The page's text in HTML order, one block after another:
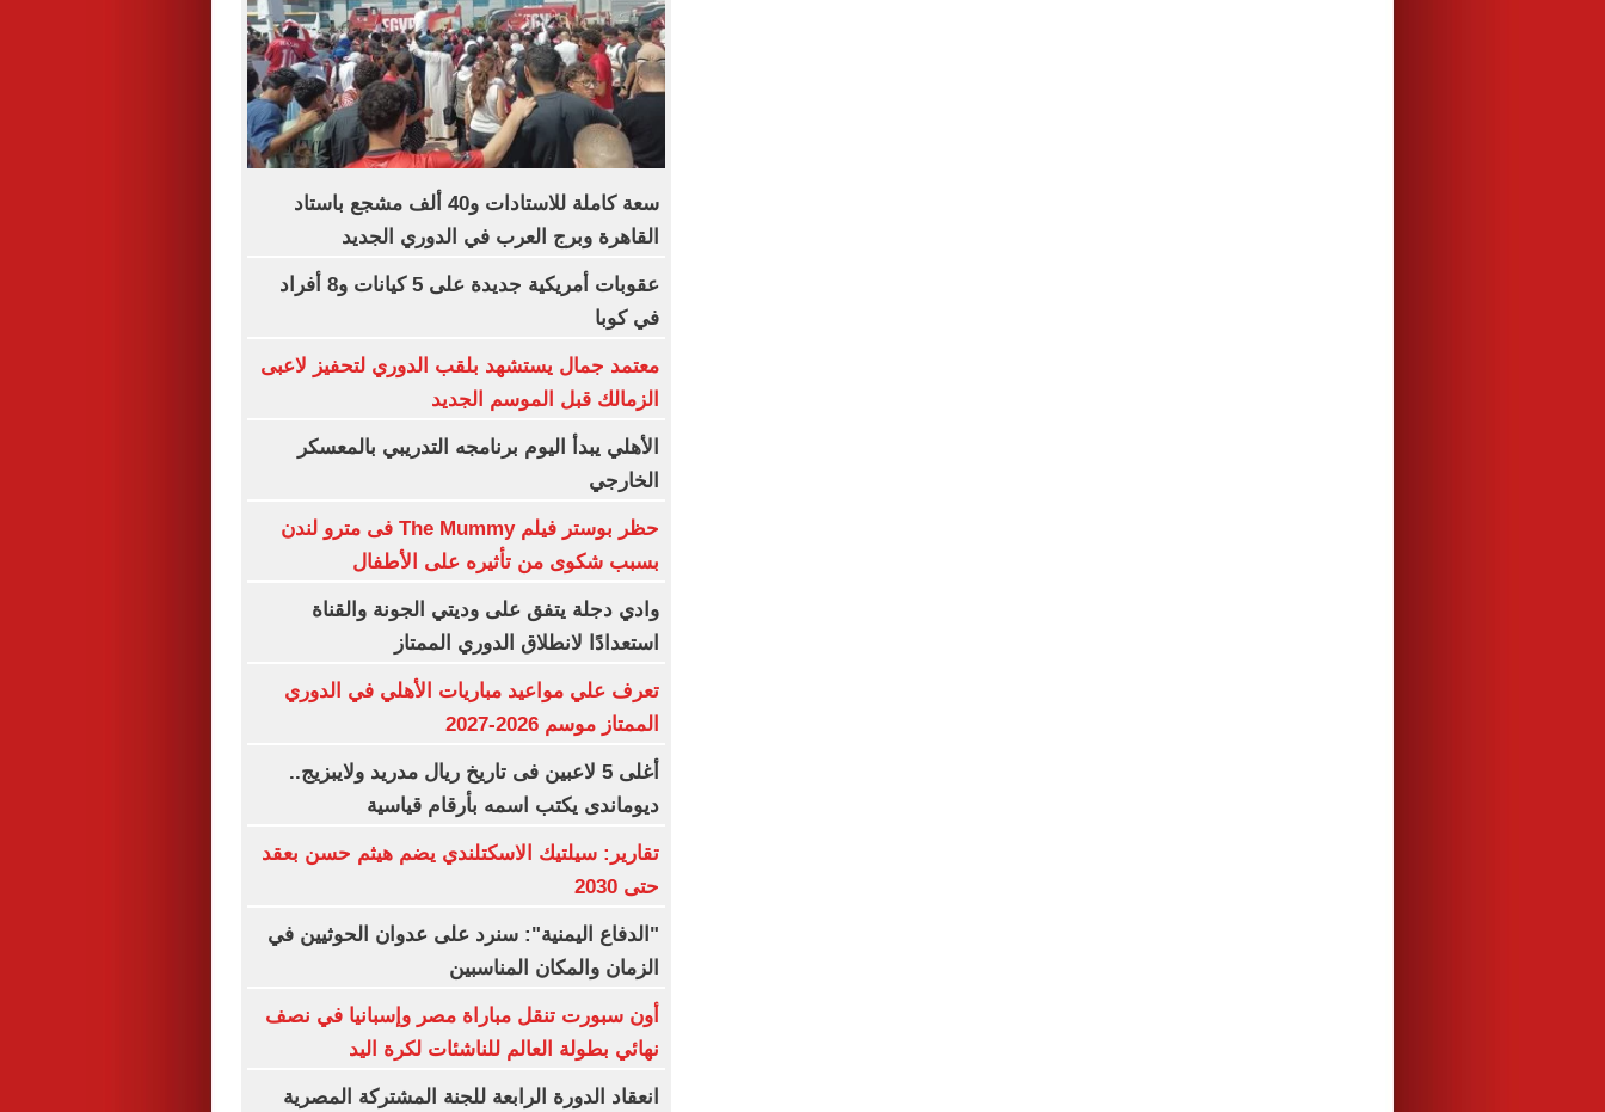
سعة كاملة للاستادات و40 ألف مشجع باستاد
القاهرة وبرج العرب في الدوري الجديد
عقوبات أمريكية جديدة على 5 كيانات و8 أفراد
في كوبا
معتمد جمال يستشهد بلقب الدوري لتحفيز لاعبى
الزمالك قبل الموسم الجديد
الأهلي يبدأ اليوم برنامجه التدريبي بالمعسكر
الخارجي
حظر بوستر فيلم The Mummy فى مترو لندن
بسبب شكوى من تأثيره على الأطفال
وادي دجلة يتفق على وديتي الجونة والقناة
استعدادًا لانطلاق الدوري الممتاز
تعرف علي مواعيد مباريات الأهلي في الدوري
الممتاز موسم 2026-2027
أغلى 5 لاعبين فى تاريخ ريال مدريد ولايبزيج..
ديوماندى يكتب اسمه بأرقام قياسية
تقارير: سيلتيك الاسكتلندي يضم هيثم حسن بعقد
حتى 2030
"الدفاع اليمنية": سنرد على عدوان الحوثيين في
الزمان والمكان المناسبين
أون سبورت تنقل مباراة مصر وإسبانيا في نصف
نهائي بطولة العالم للناشئات لكرة اليد
انعقاد الدورة الرابعة للجنة المشتركة المصرية